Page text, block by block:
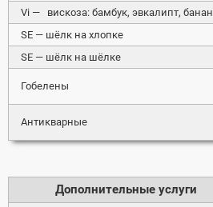
Vi — вискоза: бамбук, эвкалипт, банан
SE — шёлк на хлопке
SE — шёлк на шёлке
Гобелены
Антикварные
Дополнительные услуги